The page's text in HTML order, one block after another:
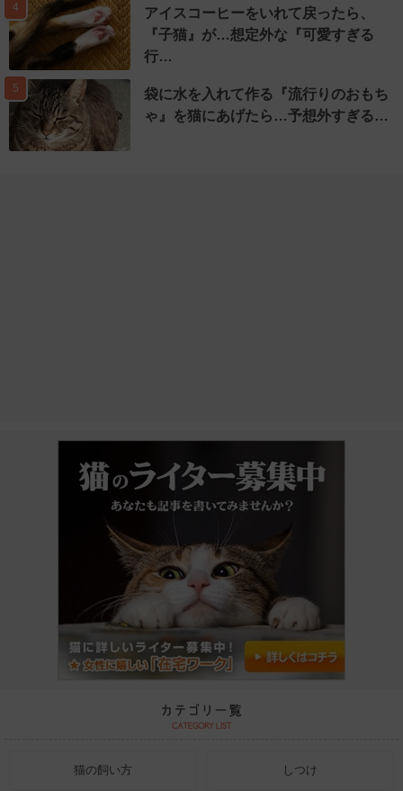
4
アイスコーヒーをいれて戻ったら、
『子猫』が…想定外な『可愛すぎる
行…
5
袋に水を入れて作る『流行りのおもち
ゃ』を猫にあげたら…予想外すぎる…
猫の飼い方 しつけ